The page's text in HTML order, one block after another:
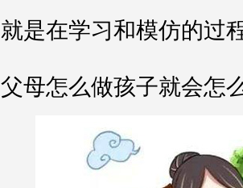
就是在学习和模仿的过
父母怎么做孩子就会怎